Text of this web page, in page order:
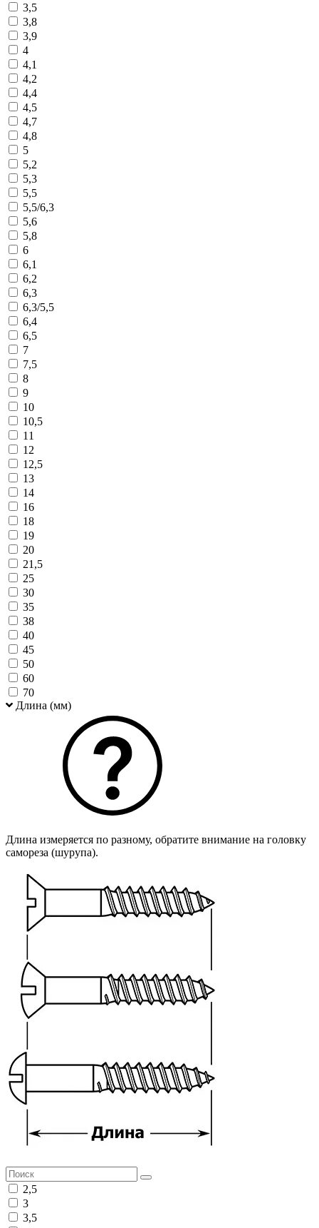
3,5
3,8
3,9
4
4,1
4,2
4,4
4,5
4,7
4,8
5
5,2
5,3
5,5
5,5/6,3
5,6
5,8
6
6,1
6,2
6,3
6,3/5,5
6,4
6,5
7
7,5
8
9
10
10,5
11
12
12,5
13
14
16
18
19
20
21,5
25
30
35
38
40
45
50
60
70
Длина (мм)
Длина измеряется по разному, обратите внимание на головку
самореза (шурупа).
2,5
3
3,5